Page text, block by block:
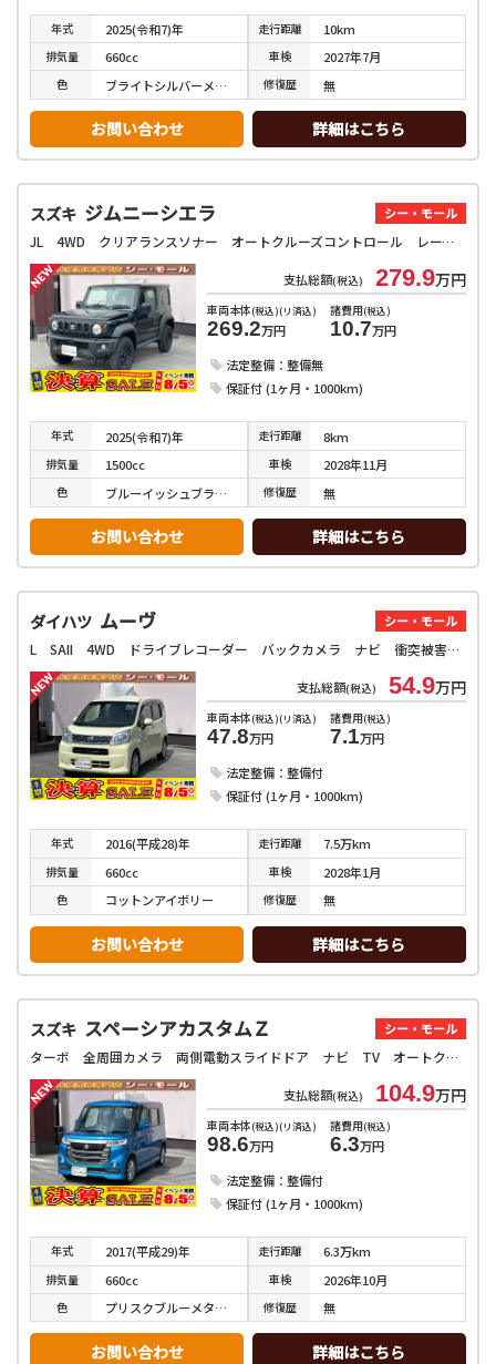
年式 2025(令和7)年 走行距離 10km
排気量 660cc 車検 2027年7月
色 ブライトシルバーメタリック 修復歴 無
お問い合わせ 詳細はこちら
スズキ ジムニーシエラ シー・モール
JL 4WD クリアランスソナー オートクルーズコントロール レーンアシスト 衝突被害軽減システム オートライト アルミホイール スマートキー アイドリングストップ 電動格納ミラー シートヒーター AT
支払総額(税込) 279.9万円
車両本体(税込)(リ済込)
269.2万円
諸費用(税込)
10.7万円
法定整備：整備無
保証付 (1ヶ月・1000km)
年式 2025(令和7)年 走行距離 8km
排気量 1500cc 車検 2028年11月
色 ブルーイッシュブラックパール３ 修復歴 無
お問い合わせ 詳細はこちら
ダイハツ ムーヴ シー・モール
L SAII 4WD ドライブレコーダー バックカメラ ナビ 衝突被害軽減システム キーレスエントリー アイドリングストップ 電動格納ミラー ベンチシート CVT 盗難防止システム ABS ESC
支払総額(税込) 54.9万円
車両本体(税込)(リ済込)
47.8万円
諸費用(税込)
7.1万円
法定整備：整備付
保証付 (1ヶ月・1000km)
年式 2016(平成28)年 走行距離 7.5万km
排気量 660cc 車検 2028年1月
色 コットンアイボリー 修復歴 無
お問い合わせ 詳細はこちら
スズキ スペーシアカスタムＺ シー・モール
ターボ 全周囲カメラ 両側電動スライドドア ナビ TV オートクルーズコントロール レーンアシスト 衝突被害軽減システム オートライト HID スマートキー アイドリングストップ 電動格納ミラー
支払総額(税込) 104.9万円
車両本体(税込)(リ済込)
98.6万円
諸費用(税込)
6.3万円
法定整備：整備付
保証付 (1ヶ月・1000km)
年式 2017(平成29)年 走行距離 6.3万km
排気量 660cc 車検 2026年10月
色 プリスクブルーメタリック 修復歴 無
お問い合わせ 詳細はこちら